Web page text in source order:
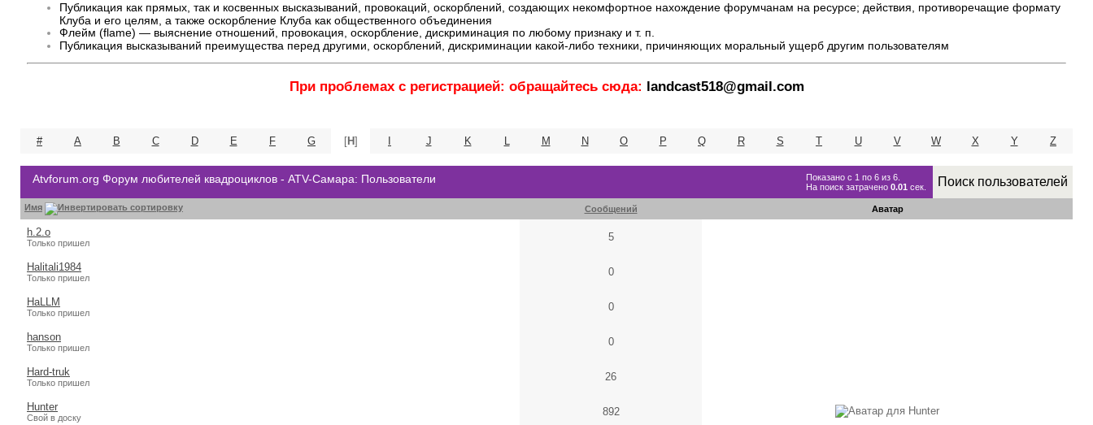
Публикация как прямых, так и косвенных высказываний, провокаций, оскорблений, создающих некомфортное нахождение форумчанам на ресурсе; действия, противоречащие формату
Клуба и его целям, а также оскорбление Клуба как общественного объединения
Флейм (flame) — выяснение отношений, провокация, оскорбление, дискриминация по любому признаку и т. п.
Публикация высказываний преимущества перед другими, оскорблений, дискриминации какой-либо техники, причиняющих моральный ущерб другим пользователям
При проблемах с регистрацией: обращайтесь сюда: landcast518@gmail.com
# A B C D E F G [H] J K L M N O P Q R S T U V W X Y Z
Показано с 1 по 6 из 6.
На поиск затрачено 0.01 сек.
Atvforum.org Форум любителей квадроциклов - ATV-Самара: Пользователи Поиск пользователей
Имя Сообщений Аватар
h.2.o
Только пришел 5
Halitali1984
Только пришел 0
HaLLM
Только пришел 0
hanson
Только пришел 0
Hard-truk
Только пришел 26
Hunter
Свой в доску 892